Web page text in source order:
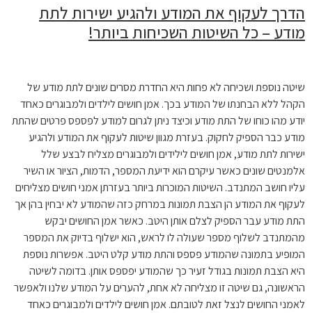
הדרך לעקוף את המודע ולהגיע ישירות לתת
מודע – כל השיטות השכיחות ביותר!
שיטה נוספת ושכיחה לא פחות היא החדרת מסרים שונים לתת מודע של
הקהל ללא הבחנתו של המודע בכך. אמן חושים לילדים ולמבוגרים כאחד
יודע מהו כוחו של התת מודע וכיצד ניתן לגרום למודע לפספס פרטים שהתת
מודע כבר הספיק לחקוק. בעזרת מגוון שיטות לעקוף את המודע ולהגיע
ישירות לתת מודע, אמן חושים לילידים ולמבוגרים מצליח לבצע שלל
אלמנטים שונים כאשר עיקרם הוא ידיעת המספר, הדמות, הציור או השיר
עליו חושב המתנדב. השיטות המוכרות ביותר בעזרתן אמני חושים מצליחים
לעקוף את המודע הן הצבת תמונות במרחק כזה שהמודע לא יבחין בהן אך
התת מודע עבר הספיק לצלם אותן היטב. כאשר אמן החושים יבקש
מהמתנדב לשלוף מספר שעולה לו לראש, הוא ישלוף בדיוק את המספר
המופיע בתמונה שהמודע פספס והתת מודע קלט היטב. אפשרות נוספת
היא הצבת תמונות בגודל זעיר כך שהמודע יפספס אותן. בדומה לשיטה
הראשונה, גם שיטה זו מצליחה לא אחת, להערים על המודע שלנו ולאפשר
לאמני החושים לנצל זאת לטובתם. אמן חושים לילדים ולמבוגרים כאחד